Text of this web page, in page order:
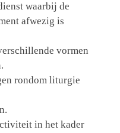
de
afwezig is
vormen
rondom liturgie
in het kader